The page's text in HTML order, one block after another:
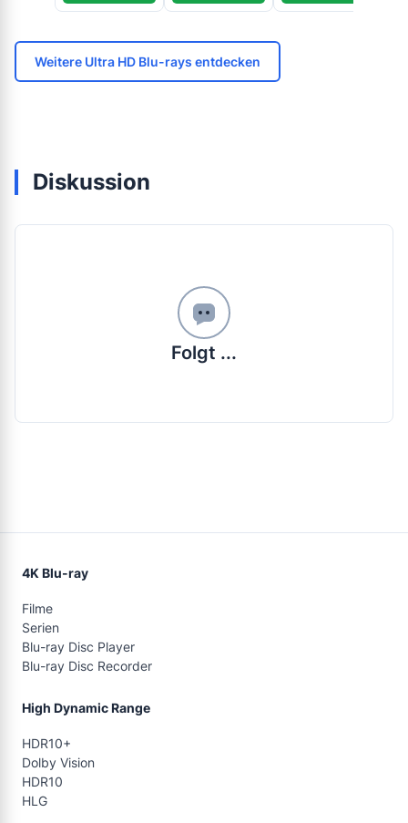
Weitere Ultra HD Blu-rays entdecken
Diskussion
Folgt ...
4K Blu-ray
Filme
Serien
Blu-ray Disc Player
Blu-ray Disc Recorder
High Dynamic Range
HDR10+
Dolby Vision
HDR10
HLG